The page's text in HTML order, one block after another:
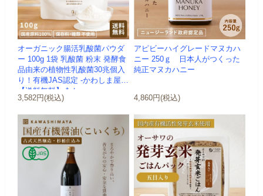
オーガニック腸活乳酸菌パウダ
ー 100g 1袋 乳酸菌 粉末 発酵食
品由来の植物性乳酸菌30兆個入
り！有機JAS認定 -かわしま屋-
【送料無料】 *メ...
3,582円(税込)
アピビーハイグレードマヌカハ
ニー 250ｇ 日本人がつくった
純正マヌカハニー
4,860円(税込)